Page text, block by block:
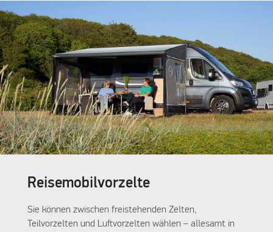
Reisemobilvorzelte
Sie können zwischen freistehenden Zelten,
Teilvorzelten und Luftvorzelten wählen – allesamt in